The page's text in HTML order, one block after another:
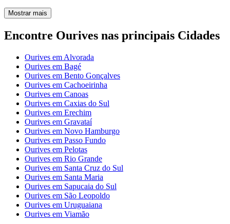
Mostrar mais
Encontre Ourives nas principais Cidades
Ourives em Alvorada
Ourives em Bagé
Ourives em Bento Gonçalves
Ourives em Cachoeirinha
Ourives em Canoas
Ourives em Caxias do Sul
Ourives em Erechim
Ourives em Gravataí
Ourives em Novo Hamburgo
Ourives em Passo Fundo
Ourives em Pelotas
Ourives em Rio Grande
Ourives em Santa Cruz do Sul
Ourives em Santa Maria
Ourives em Sapucaia do Sul
Ourives em São Leopoldo
Ourives em Uruguaiana
Ourives em Viamão